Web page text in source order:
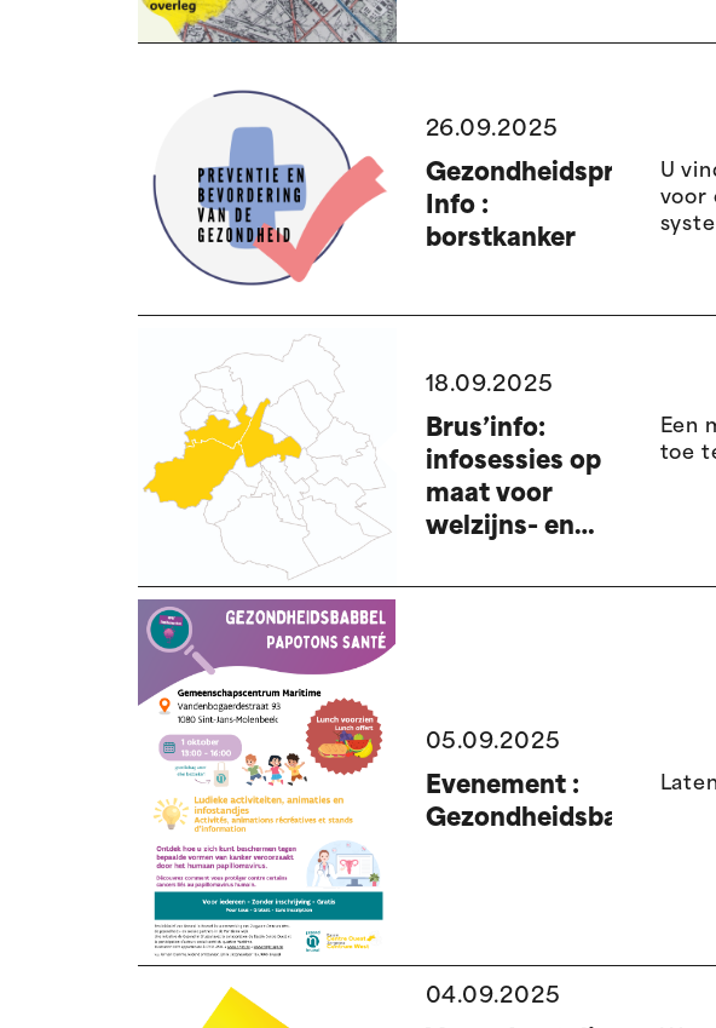
"verbinding
zorg-
20.11.25
26.09.2025
Gezondheidspreventie
Info :
borstkanker
U
voor
18.09.2025
Brus’info:
infosessies op
maat voor
welzijns- en
Een
toe
05.09.2025
Evenement :
Gezondheidsbabbel
04.09.2025